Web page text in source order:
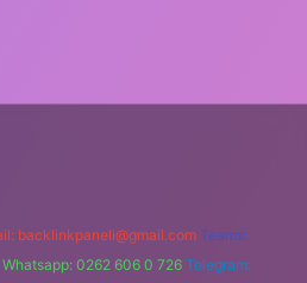
backlinkpaneli@gmail.com Teams:
Whatsapp: 0262 606 0 726 Telegram: